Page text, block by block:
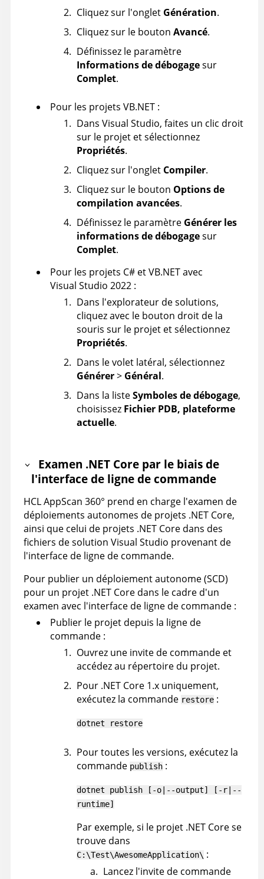
Cliquez sur l'onglet Génération.
Cliquez sur le bouton Avancé.
Définissez le paramètre
Informations de débogagesur
Complet.
Pour les projets VB.NET :
Dans Visual Studio, faites un clic droit
sur le projet et sélectionnez
Propriétés.
Cliquez sur l'onglet Compiler.
Cliquez sur le bouton Options de
compilation avancées.
Définissez le paramètre Générer les
informations de débogagesur
Complet.
Pour les projets C# et VB.NET avec
Visual Studio 2022 :
Dans l'explorateur de solutions,
cliquez avec le bouton droit de la
souris sur le projet et sélectionnez
Propriétés.
Dans le volet latéral, sélectionnez
Générer> Général.
Dans la listeSymboles de débogage,
choisissez Fichier PDB, plateforme
actuelle.
Examen .NET Core par le biais de
l'interface de ligne de commande
HCL AppScan 360° prend en charge l'examen de
déploiements autonomes de projets .NET Core,
ainsi que celui de projets .NET Core dans des
fichiers de solution Visual Studio provenant de
l'interface de ligne de commande.
Pour publier un déploiement autonome (SCD)
pour un projet .NET Core dans le cadre d'un
examen avec l'interface de ligne de commande :
Publier le projet depuis la ligne de
commande :
Ouvrez une invite de commande et
accédez au répertoire du projet.
Pour .NET Core 1.x uniquement,
exécutez la commande restore :
dotnet restore
Pour toutes les versions, exécutez la
commande publish :
dotnet publish [-o|--output] [-r|--
runtime]
Par exemple, si le projet .NET Core se
trouve dans
C:\Test\AwesomeApplication\ :
Lancez l'invite de commande